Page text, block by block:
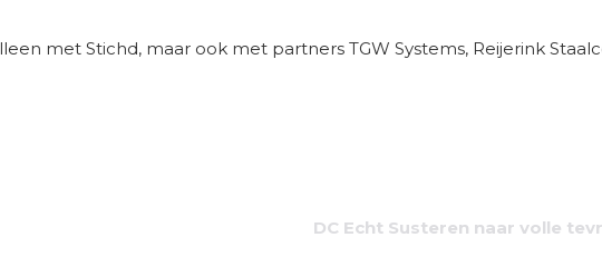
met Stichd, maar ook met partners TGW Systems, Reijerink
DC Echt Susteren naar volle